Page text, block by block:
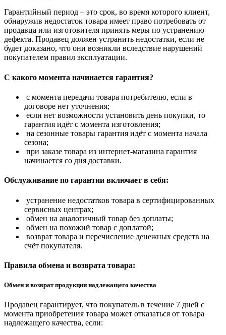
Гарантийный период – это срок, во время которого клиент,
обнаружив недостаток товара имеет право потребовать от
продавца или изготовителя принять меры по устранению
дефекта. Продавец должен устранить недостатки, если не
будет доказано, что они возникли вследствие нарушений
покупателем правил эксплуатации.
С какого момента начинается гарантия?
с момента передачи товара потребителю, если в
договоре нет уточнения;
если нет возможности установить день покупки, то
гарантия идёт с момента изготовления;
на сезонные товары гарантия идёт с момента начала
сезона;
при заказе товара из интернет-магазина гарантия
начинается со дня доставки.
Обслуживание по гарантии включает в себя:
устранение недостатков товара в сертифицированных
сервисных центрах;
обмен на аналогичный товар без доплаты;
обмен на похожий товар с доплатой;
возврат товара и перечисление денежных средств на
счёт покупателя.
Правила обмена и возврата товара:
Обмен и возврат продукции надлежащего качества
Продавец гарантирует, что покупатель в течение 7 дней с
момента приобретения товара может отказаться от товара
надлежащего качества, если: